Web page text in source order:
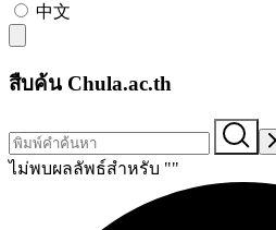
中文
สืบค้น Chula.ac.th
ไม่พบผลลัพธ์สำหรับ ""